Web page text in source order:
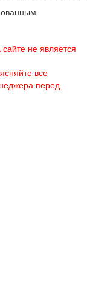
не является
все
перед